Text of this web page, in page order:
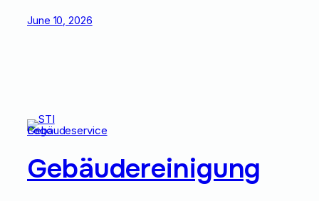
June 10, 2026
Gebäudereinigung